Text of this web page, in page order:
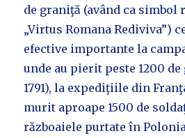
de graniţă (având ca simbol
„Virtus Romana Rediviva”)
efective importante la
unde au pierit peste 1200
1791), la expediţiile din
murit aproape 1500 de
războaiele purtate în